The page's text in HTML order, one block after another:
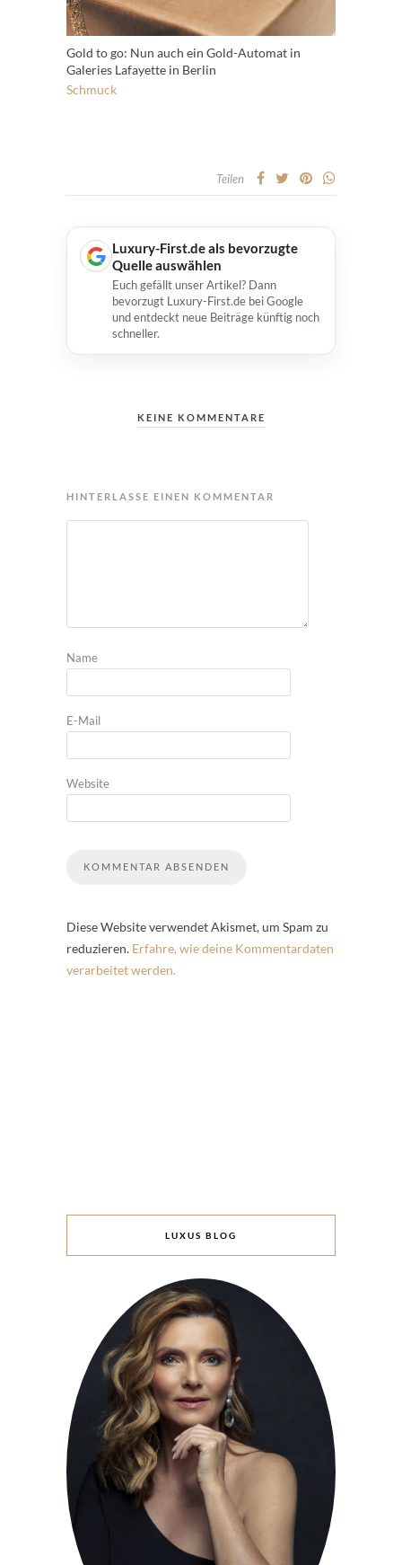
Gold to go: Nun auch ein Gold-Automat in
Galeries Lafayette in Berlin
Schmuck
Teilen
Luxury-First.de als bevorzugte
Quelle auswählen
Euch gefällt unser Artikel? Dann
bevorzugt Luxury-First.de bei Google
und entdeckt neue Beiträge künftig noch
schneller.
KEINE KOMMENTARE
HINTERLASSE EINEN KOMMENTAR
Name
E-Mail
Website
Diese Website verwendet Akismet, um Spam zu
reduzieren. Erfahre, wie deine Kommentardaten
verarbeitet werden.
LUXUS BLOG